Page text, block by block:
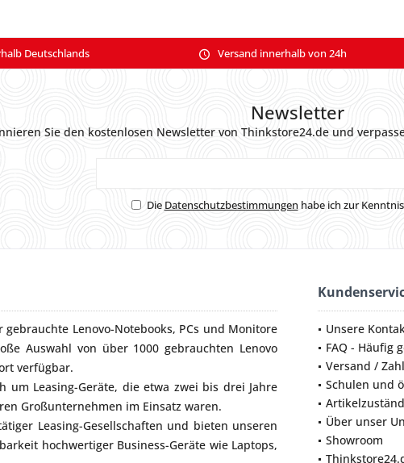
Deutschlands Versand innerhalb von 24h
Newsletter
Sie den kostenlosen Newsletter von Thinkstore24.de und
Die Datenschutzbestimmungen habe ich zur
gebrauchte Lenovo-Notebooks, PCs und Monitore
Auswahl von über 1000 gebrauchten Lenovo
verfügbar.
um Leasing-Geräte, die etwa zwei bis drei Jahre
Großunternehmen im Einsatz waren.
Leasing-Gesellschaften und bieten unseren
hochwertiger Business-Geräte wie Laptops,
Unsere
FAQ - Häufig
Versand /
Schulen und
Über unser
Showroom